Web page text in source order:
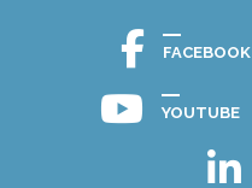
FACEBOOK
YOUTUBE